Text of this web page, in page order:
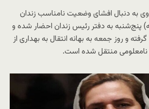
به دنبال افشای وضعیت نامناسب زندان
پنج‌شنبه به دفتر رئیس زندان احضار شده و
و روز جمعه به بهانه انتقال به بهداری از
نامعلومی منتقل شده است.